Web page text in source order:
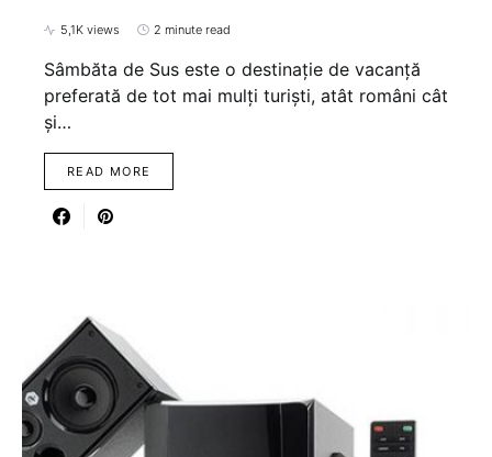
5,1K views 2 minute read
Sâmbăta de Sus este o destinație de vacanță
preferată de tot mai mulți turiști, atât români cât
și…
READ MORE